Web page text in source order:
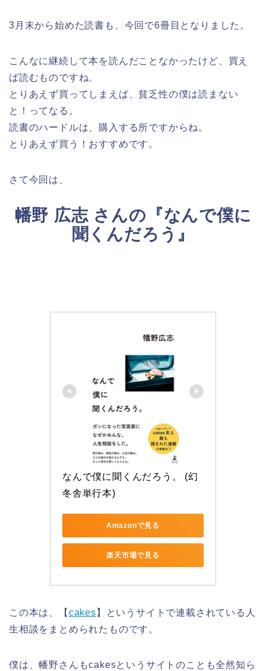
3月末から始めた読書も、今回で6冊目となりました。
こんなに継続して本を読んだことなかったけど、買え
ば読むものですね。
とりあえず買ってしまえば、貧乏性の僕は読まない
と！ってなる。
読書のハードルは、購入する所ですからね。
とりあえず買う！おすすめです。
さて今回は、
幡野 広志 さんの『なんで僕に
聞くんだろう』
なんで僕に聞くんだろう。 (幻
冬舎単行本)
Amazonで見る
楽天市場で見る
この本は、【 cakes 】というサイトで連載されている人
生相談をまとめられたものです。
僕は、幡野さんもcakesというサイトのことも全然知ら